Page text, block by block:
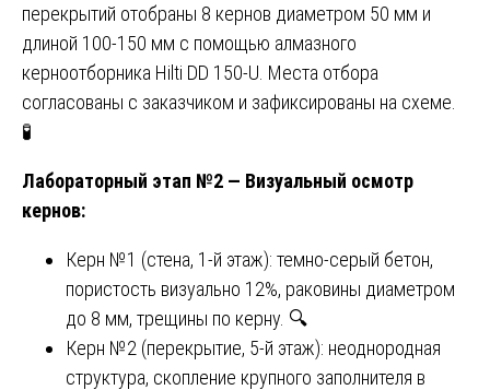
перекрытий отобраны 8 кернов диаметром 50 мм и
длиной 100-150 мм с помощью алмазного
керноотборника Hilti DD 150-U. Места отбора
согласованы с заказчиком и зафиксированы на схеме.
🧪
Лабораторный этап №2 — Визуальный осмотр
кернов:
Керн №1 (стена, 1-й этаж): темно-серый бетон,
пористость визуально 12%, раковины диаметром
до 8 мм, трещины по керну. 🔍
Керн №2 (перекрытие, 5-й этаж): неоднородная
структура, скопление крупного заполнителя в